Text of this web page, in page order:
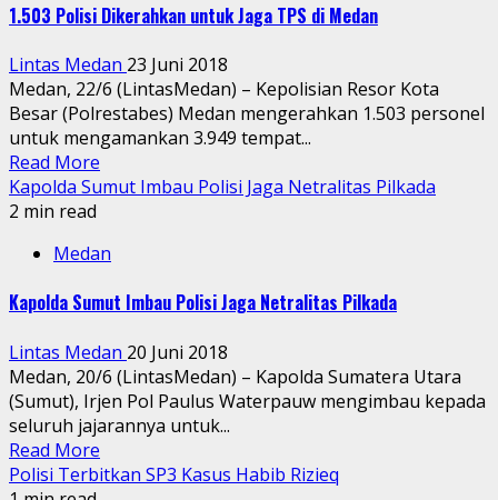
1.503 Polisi Dikerahkan untuk Jaga TPS di Medan
Lintas Medan 23 Juni 2018
Medan, 22/6 (LintasMedan) – Kepolisian Resor Kota
Besar (Polrestabes) Medan mengerahkan 1.503 personel
untuk mengamankan 3.949 tempat...
Read More
Kapolda Sumut Imbau Polisi Jaga Netralitas Pilkada
2 min read
Medan
Kapolda Sumut Imbau Polisi Jaga Netralitas Pilkada
Lintas Medan 20 Juni 2018
Medan, 20/6 (LintasMedan) – Kapolda Sumatera Utara
(Sumut), Irjen Pol Paulus Waterpauw mengimbau kepada
seluruh jajarannya untuk...
Read More
Polisi Terbitkan SP3 Kasus Habib Rizieq